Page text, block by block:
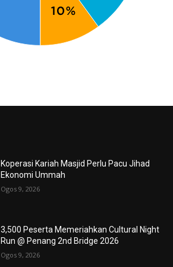
Koperasi Kariah Masjid Perlu Pacu Jihad
Ekonomi Ummah
Ogos 9, 2026
3,500 Peserta Memeriahkan Cultural Night
Run @ Penang 2nd Bridge 2026
Ogos 9, 2026